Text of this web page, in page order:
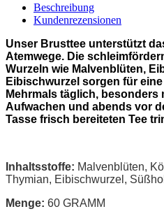
Beschreibung
Kundenrezensionen
Unser Brusttee unterstützt
Atemwege. Die
Wurzeln wie Malvenblüten,
Eibischwurzel sorgen für
Mehrmals täglich, besonders
Aufwachen und abends vor
Tasse frisch bereiteten Tee
Inhaltsstoffe: Malvenblüten,
Thymian, Eibischwurzel,
Menge: 60 GRAMM